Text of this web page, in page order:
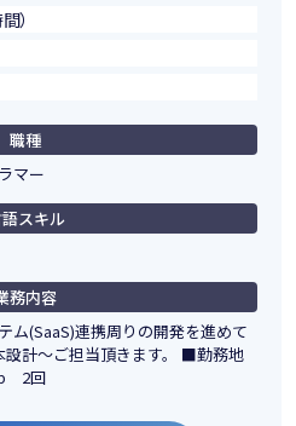
）
職種
マー
スキル
務内容
ム(SaaS)連携周りの開発を進めて
設計～ご担当頂きます。 ■勤務地
2回